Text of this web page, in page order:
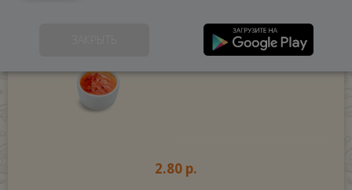
СОУС КИСЛО-СЛАДКИЙ(60 г.)
2.80 р.